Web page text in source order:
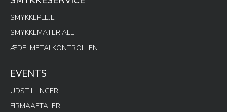
SMYKKEPLEJE
SMYKKEMATERIALE
ÆDELMETALKONTROLLEN
EVENTS
UDSTILLINGER
FIRMAAFTALER